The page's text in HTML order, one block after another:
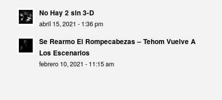
No Hay 2 sin 3-D
abril 15, 2021 - 1:36 pm
Se Rearmo El Rompecabezas – Tehom Vuelve A
Los Escenarios
febrero 10, 2021 - 11:15 am